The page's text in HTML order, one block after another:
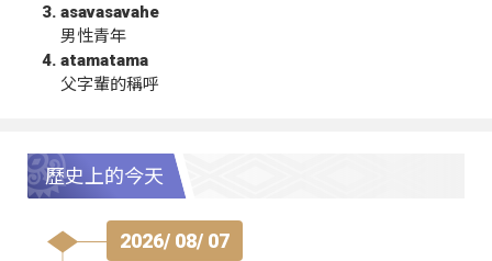
asavasavahe
男性青年
atamatama
父字輩的稱呼
歷史上的今天
2026/ 08/ 07